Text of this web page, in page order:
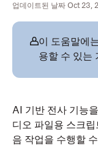
업데이트된 날짜 Oct 23,
이 도움말에
용할 수 있는
AI 기반 전사 기능
디오 파일용 스크
음 작업을 수행할